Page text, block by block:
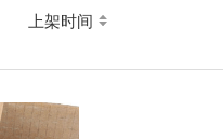
上架时间